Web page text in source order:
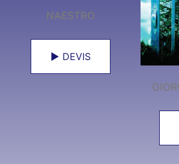
NAESTRO
► DEVIS